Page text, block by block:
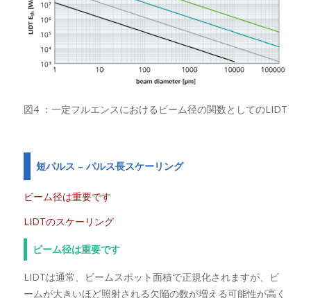
図4 ：一定フルエンスにおけるビーム径の関数としてのLIDT
短パルス – パルス長スケーリング
ビーム径は重要です
LIDTのスケーリング
ビーム径は重要です
LIDTは通常、ビームスポット面積で正規化されますが、ビ
ームが大きいほど照射される欠陥の数が増える可能性が高く